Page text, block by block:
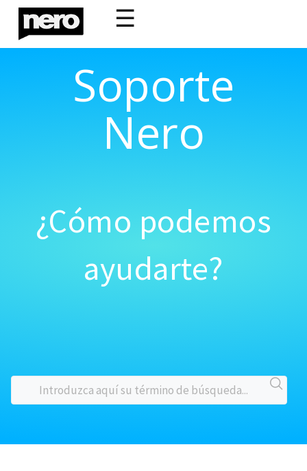
☰
Soporte
Nero
¿Cómo podemos
ayudarte?